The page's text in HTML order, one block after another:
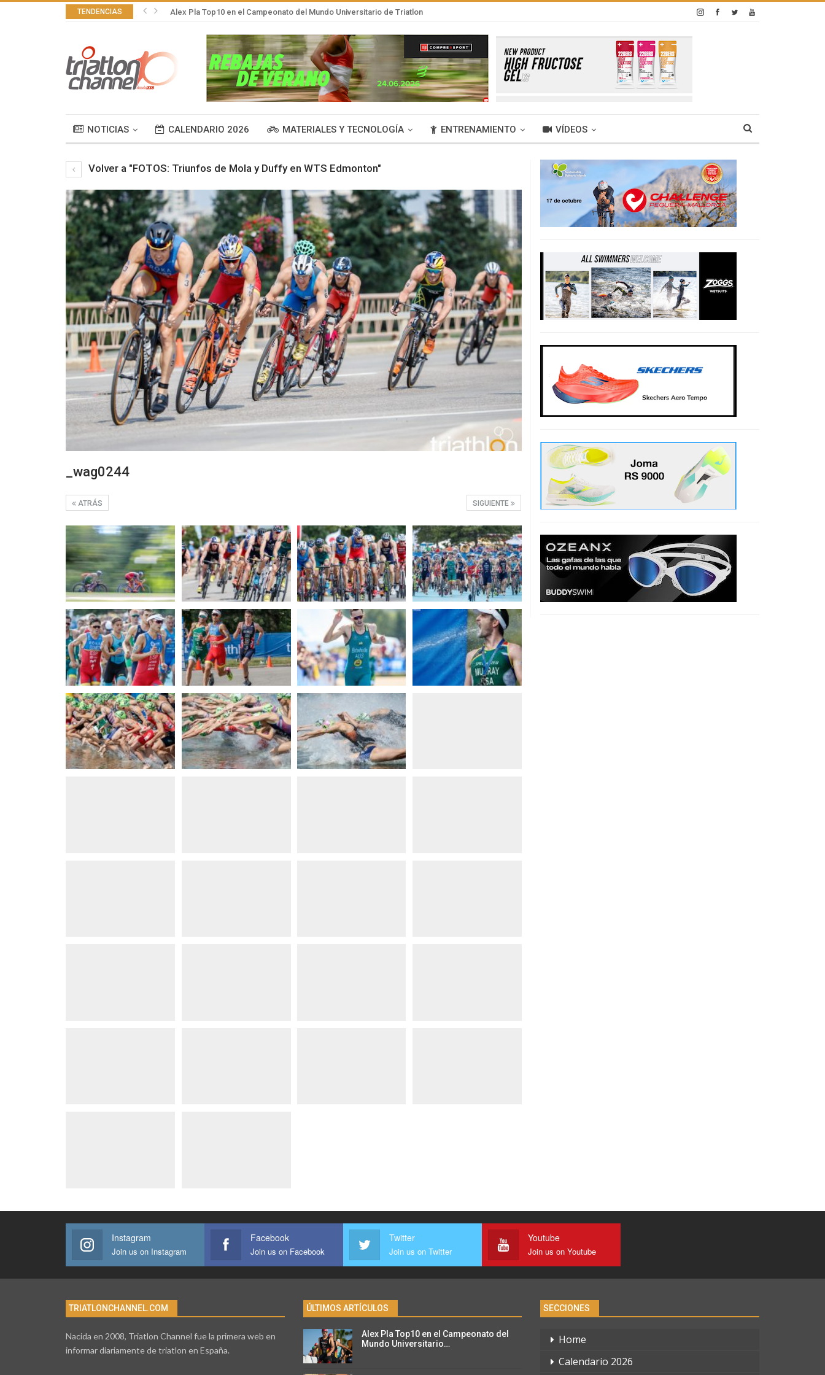
TENDENCIAS Alex Pla Top10 en el Campeonato del Mundo Universitario de Triatlon
NOTICIAS CALENDARIO 2026 MATERIALES Y TECNOLOGÍA ENTRENAMIENTO VÍDEOS
Volver a "FOTOS: Triunfos de Mola y Duffy en WTS Edmonton"
_wag0244
SIGUIENTE
ATRÁS
Instagram
Join us on Instagram
Facebook
Join us on Facebook
Twitter
Join us on Twitter
Youtube
Join us on Youtube
TRIATLONCHANNEL.COM
Nacida en 2008, Triatlon Channel fue la primera web en
informar diariamente de triatlon en España.
ÚLTIMOS ARTÍCULOS
Alex Pla Top10 en el Campeonato del
Mundo Universitario…
SECCIONES
Home
Calendario 2026